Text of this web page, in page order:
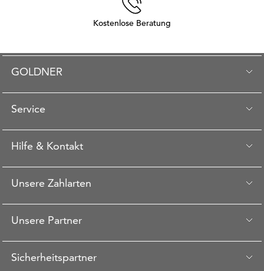
Kostenlose Beratung
GOLDNER
Service
Hilfe & Kontakt
Unsere Zahlarten
Unsere Partner
Sicherheitspartner